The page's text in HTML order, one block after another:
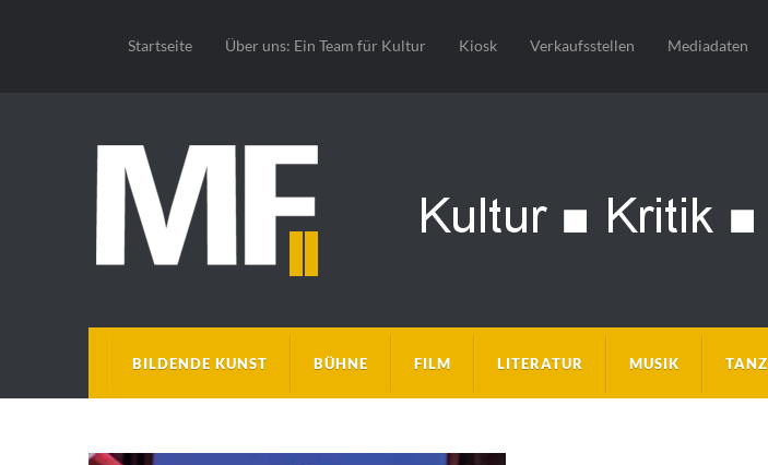
Startseite Über uns: Ein Team für Kultur Kiosk Verkaufsstellen Mediadaten
BILDENDE KUNST BÜHNE FILM LITERATUR MUSIK TANZ